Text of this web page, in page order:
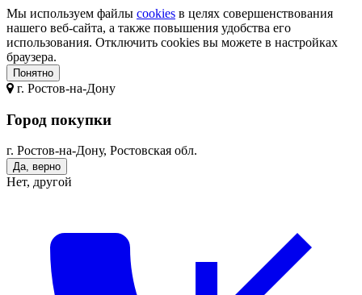
Мы используем файлы cookies в целях совершенствования
нашего веб-сайта, а также повышения удобства его
использования. Отключить cookies вы можете в настройках
браузера.
Понятно
г. Ростов-на-Дону
Город покупки
г. Ростов-на-Дону, Ростовская обл.
Да, верно
Нет, другой